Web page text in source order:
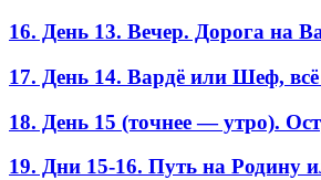
16. День 13. Вечер. Дорога на
17. День 14. Вардё или Шеф,
18. День 15 (точнее — утро).
19. Дни 15-16. Путь на Родину